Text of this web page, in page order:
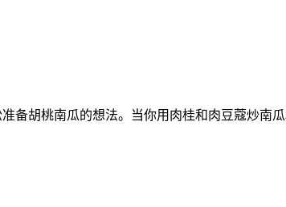
备胡桃南瓜的想法。当你用肉桂和肉豆蔻炒南